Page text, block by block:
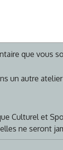
que vous
un autre atelier
Culturel et
ne seront